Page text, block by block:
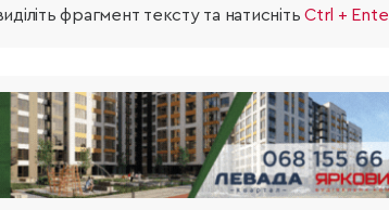
фрагмент тексту та натиснітьCtrl +